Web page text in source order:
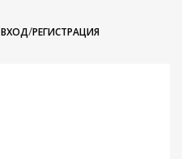
ВХОД/РЕГИСТРАЦИЯ